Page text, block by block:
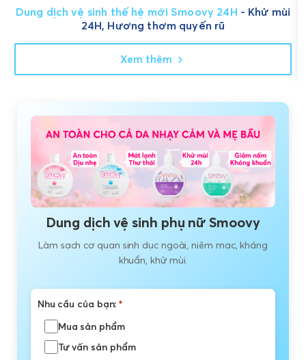
Dung dịch vệ sinh thế hệ mới Smoovy 24H - Khử mùi
24H, Hương thơm quyến rũ
Xem thêm
Dung dịch vệ sinh phụ nữ Smoovy
Làm sạch cơ quan sinh dục ngoài, niêm mạc, kháng
khuẩn, khử mùi.
Nhu cầu của bạn:*
Mua sản phẩm
Tư vấn sản phẩm